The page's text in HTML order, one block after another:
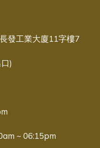
發工業大廈11字樓7
)
~ 06:15pm